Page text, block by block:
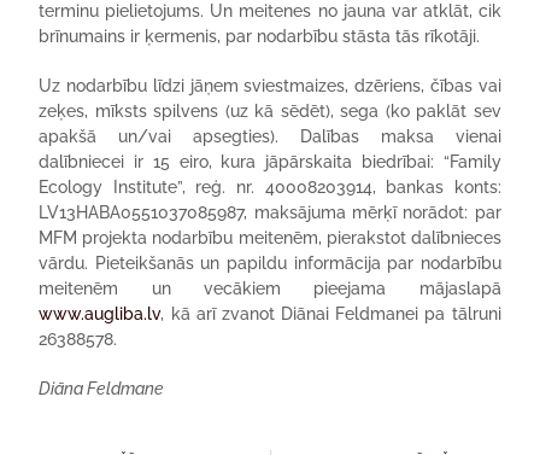
terminu pielietojums. Un meitenes no jauna var atklāt, cik
brīnumains ir ķermenis, par nodarbību stāsta tās rīkotāji.
Uz nodarbību līdzi jāņem sviestmaizes, dzēriens, čības vai
zeķes, mīksts spilvens (uz kā sēdēt), sega (ko paklāt sev
apakšā un/vai apsegties). Dalības maksa vienai
dalībniecei ir 15 eiro, kura jāpārskaita biedrībai: “Family
Ecology Institute”, reģ. nr. 40008203914, bankas konts:
LV13HABA0551037085987, maksājuma mērķī norādot: par
MFM projekta nodarbību meitenēm, pierakstot dalībnieces
vārdu. Pieteikšanās un papildu informācija par nodarbību
meitenēm un vecākiem pieejama mājaslapā
www.augliba.lv, kā arī zvanot Diānai Feldmanei pa tālruni
26388578.
Diāna Feldmane